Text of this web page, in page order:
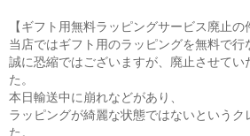
【ギフト用無料ラッピングサービス廃止の
当店ではギフト用のラッピングを無料で行
誠に恐縮ではございますが、廃止させてい
た。
本日輸送中に崩れなどがあり、
ラッピングが綺麗な状態ではないというク
た。